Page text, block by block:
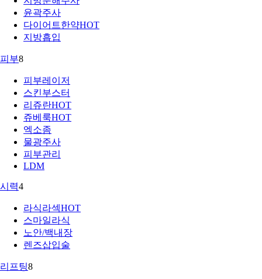
윤곽주사
다이어트한약HOT
지방흡입
피부8
피부레이저
스킨부스터
리쥬란HOT
쥬베룩HOT
엑소좀
물광주사
피부관리
LDM
시력4
라식라섹HOT
스마일라식
노안/백내장
렌즈삽입술
리프팅8